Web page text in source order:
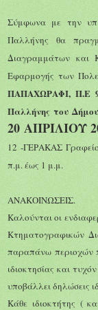
Σύμφωνα με την
Παλλήνης θα
Διαγραμμάτων και
Εφαρμογής των
ΠΑΠΑΧΩΡΑΦΙ, Π.Ε
Παλλήνης του
20 ΑΠΡΙΛΙΟΥ
12 -ΓΕΡΑΚΑΣ
π.μ. έως 1 μ.μ.
ΑΝΑΚΟΙΝΩΣΕΙΣ.
Καλούνται οι
Κτηματογραφικών
παραπάνω περιοχών
ιδιοκτησίας και
υποβάλλει δηλώσεις
Κάθε ιδιοκτήτης (